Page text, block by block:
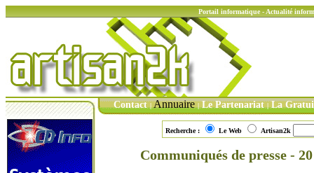
Portail informatique - Actualité
Contact |Annuaire| Le Partenariat | La
Recherche : Le Web Artisan2k
Communiqués de presse -